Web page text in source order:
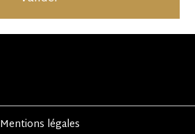
Mentions légales